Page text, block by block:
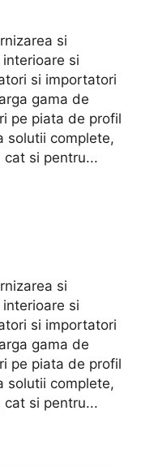
si
si
si importatori
gama de
pe piata de profil
solutii complete,
si pentru...
si
si
si importatori
gama de
pe piata de profil
solutii complete,
si pentru...